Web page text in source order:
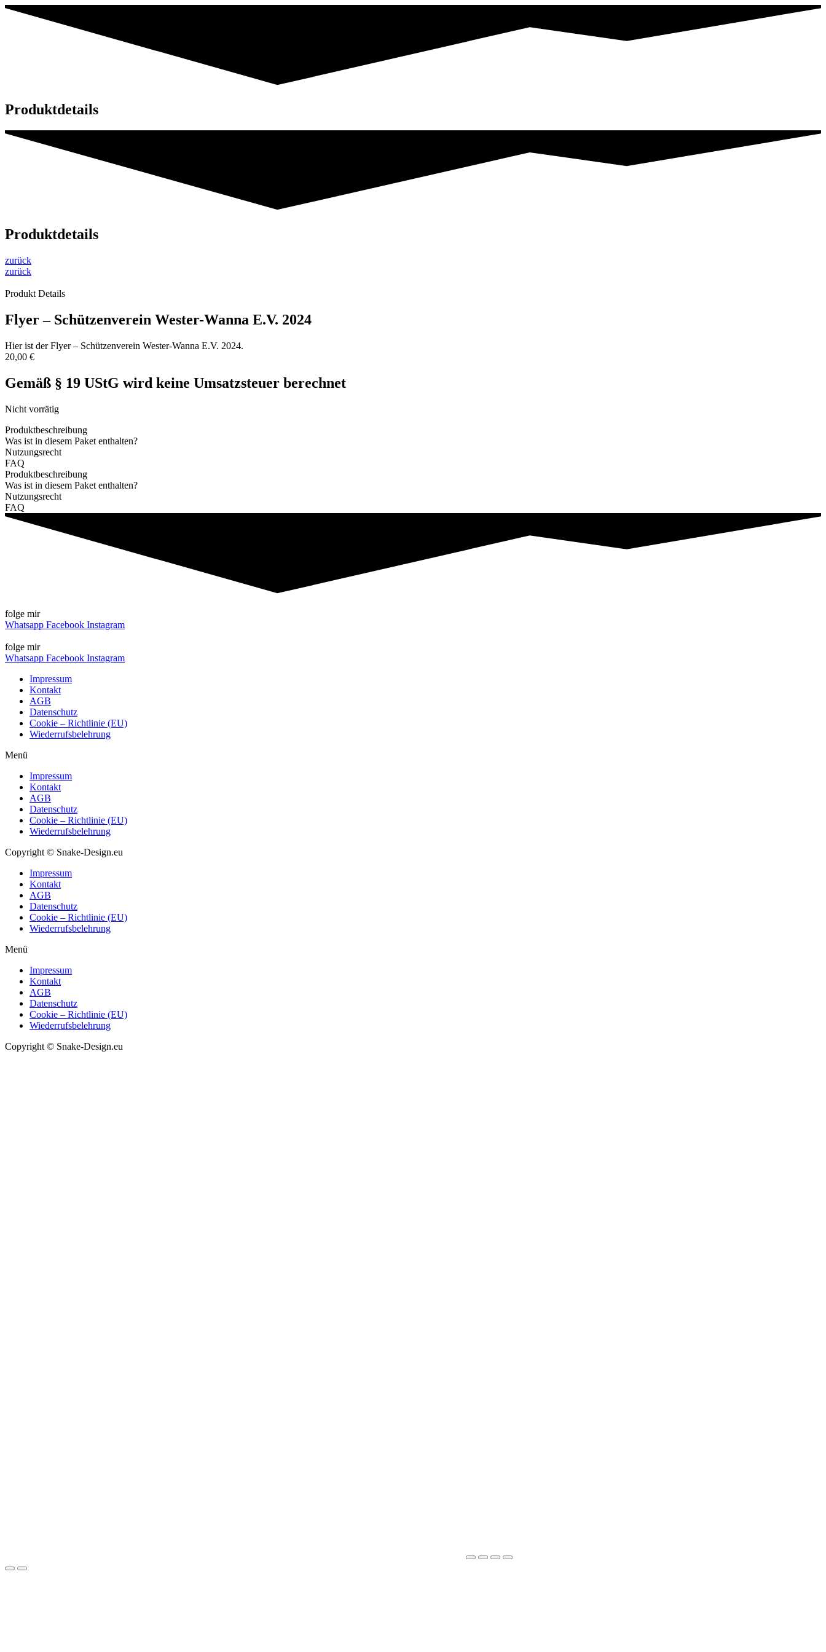
Produktdetails
Produktdetails
zurück
zurück
Produkt Details
Flyer – Schützenverein Wester-Wanna E.V. 2024
Hier ist der Flyer – Schützenverein Wester-Wanna E.V. 2024.
20,00 €
Gemäß § 19 UStG wird keine Umsatzsteuer berechnet​
Nicht vorrätig
Produktbeschreibung
Was ist in diesem Paket enthalten?
Nutzungsrecht
FAQ
Produktbeschreibung
Was ist in diesem Paket enthalten?
Nutzungsrecht
FAQ
folge mir
Whatsapp Facebook Instagram
folge mir
Whatsapp Facebook Instagram
Impressum
Kontakt
AGB
Datenschutz
Cookie – Richtlinie (EU)
Wiederrufsbelehrung
Menü
Impressum
Kontakt
AGB
Datenschutz
Cookie – Richtlinie (EU)
Wiederrufsbelehrung
Copyright © Snake-Design.eu
Impressum
Kontakt
AGB
Datenschutz
Cookie – Richtlinie (EU)
Wiederrufsbelehrung
Menü
Impressum
Kontakt
AGB
Datenschutz
Cookie – Richtlinie (EU)
Wiederrufsbelehrung
Copyright © Snake-Design.eu